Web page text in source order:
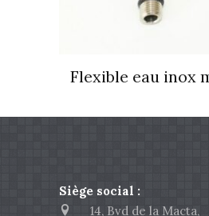
Flexible eau inox
Siège social :
14, Bvd de la Macta,